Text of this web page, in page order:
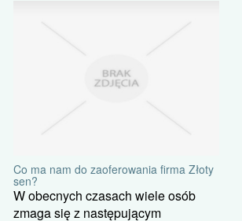
Co ma nam do zaoferowania firma Złoty
sen?
W obecnych czasach wiele osób
zmaga się z następującym